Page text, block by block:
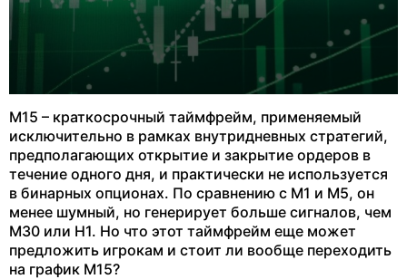
M15 – краткосрочный таймфрейм, применяемый
исключительно в рамках внутридневных стратегий,
предполагающих открытие и закрытие ордеров в
течение одного дня, и практически не используется
в бинарных опционах. По сравнению с M1 и M5, он
менее шумный, но генерирует больше сигналов, чем
M30 или H1. Но что этот таймфрейм еще может
предложить игрокам и стоит ли вообще переходить
на график М15?